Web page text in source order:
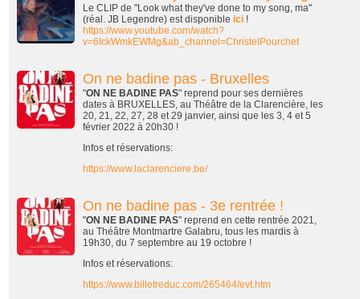
Le CLIP de "Look what they've done to my song, ma"
(réal. JB Legendre) est disponibleici !
https://www.youtube.com/watch?
v=6IckWmkEWMg&ab_channel=ChristelPourchet
On ne badine pas - Bruxelles
"ON NE BADINE PAS" reprend pour ses dernières
dates à BRUXELLES, au Théâtre de la Clarencière, les
20, 21, 22, 27, 28 et 29 janvier, ainsi que les 3, 4 et 5
février 2022 à 20h30 !
Infos et réservations:
https://www.laclarenciere.be/
On ne badine pas - 3e rentrée !
"ON NE BADINE PAS" reprend en cette rentrée 2021,
au Théâtre Montmartre Galabru, tous les mardis à
19h30, du 7 septembre au 19 octobre !
Infos et réservations:
https://www.billetreduc.com/265464/evt.htm